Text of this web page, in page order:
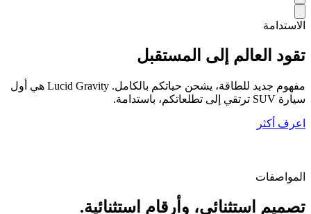
الاستدامة
تقود العالم إلى المستقبل
مفهوم جديد للطاقة، يشحن حياتكم بالكامل. Lucid Gravity هي أول
سيارة SUV ترتقي إلى تطلعاتكم، باستدامة.
اعرف أكثر
المواصفات
تصميم استثنائي، وأرقام استثنائية.